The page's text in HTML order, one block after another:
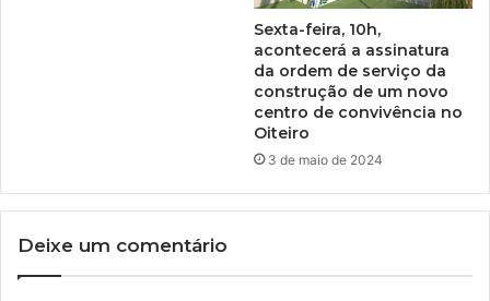
Sexta-feira, 10h,
acontecerá a assinatura
da ordem de serviço da
construção de um novo
centro de convivência no
Oiteiro
3 de maio de 2024
Deixe um comentário